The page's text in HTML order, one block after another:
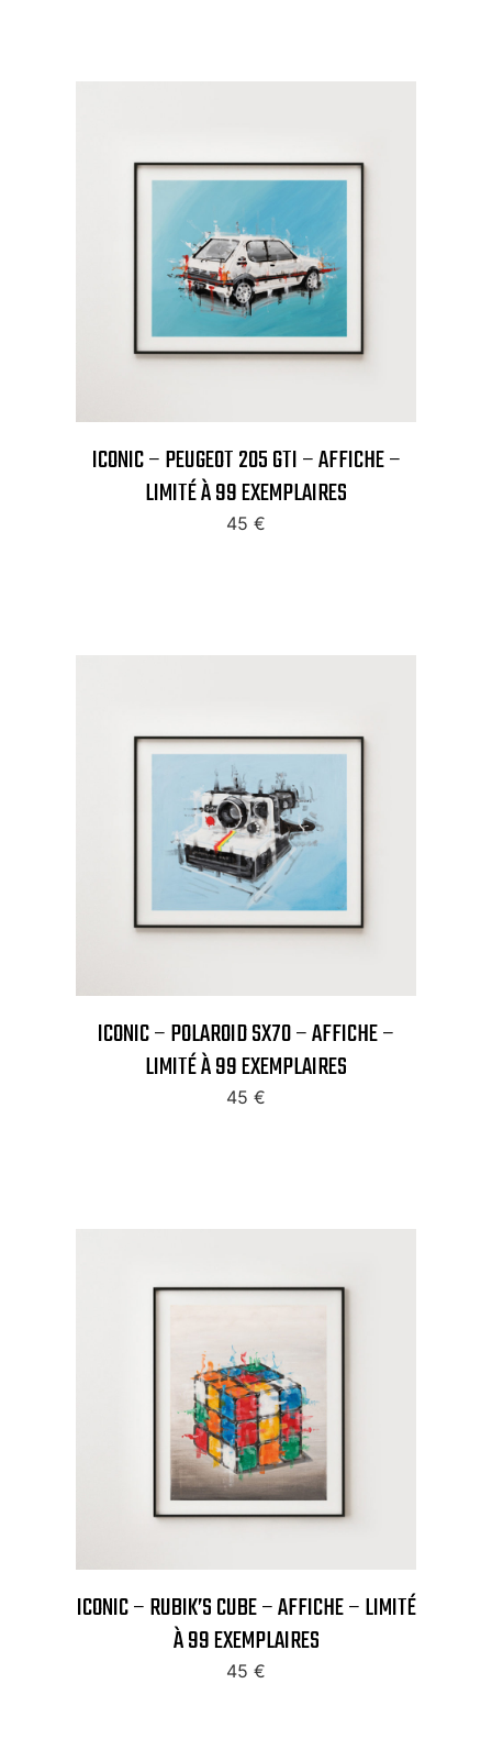
ICONIC – PEUGEOT 205 GTI – AFFICHE –
LIMITÉ À 99 EXEMPLAIRES
45 €
ICONIC – POLAROID SX70 – AFFICHE –
LIMITÉ À 99 EXEMPLAIRES
45 €
ICONIC – RUBIK’S CUBE – AFFICHE – LIMITÉ
À 99 EXEMPLAIRES
45 €